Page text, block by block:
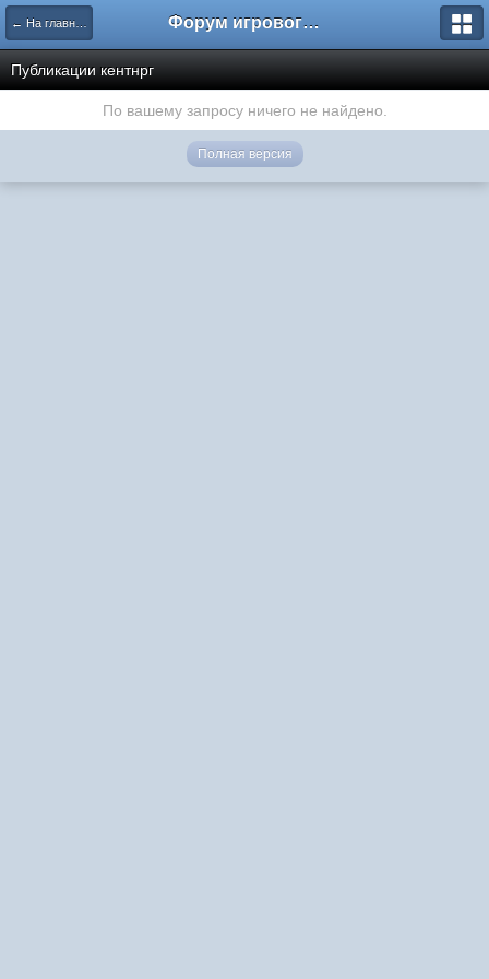
← На главную Форум игрового проекта Riverrise
Публикации кентнрг
По вашему запросу ничего не найдено.
Полная версия